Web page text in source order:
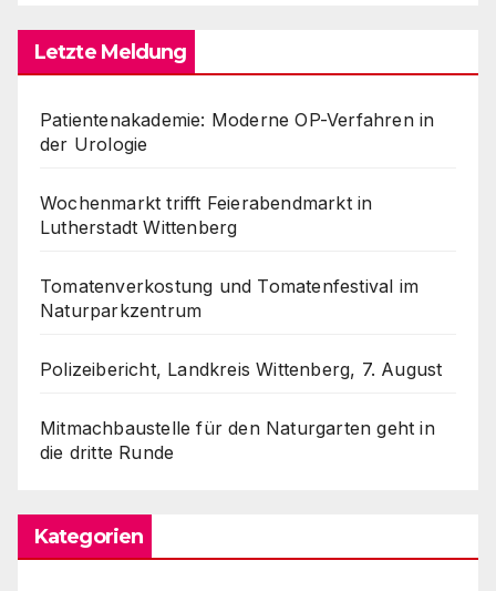
Letzte Meldung
Patientenakademie: Moderne OP-Verfahren in
der Urologie
Wochenmarkt trifft Feierabendmarkt in
Lutherstadt Wittenberg
Tomatenverkostung und Tomatenfestival im
Naturparkzentrum
Polizeibericht, Landkreis Wittenberg, 7. August
Mitmachbaustelle für den Naturgarten geht in
die dritte Runde
Kategorien